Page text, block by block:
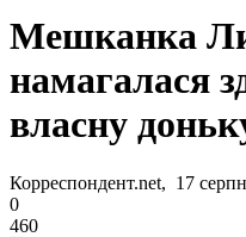
Мешканка
намагалася
власну
Корреспондент.net, 17
0
460